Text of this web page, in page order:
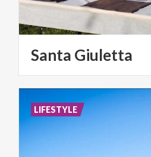
Santa Giuletta
LIFESTYLE